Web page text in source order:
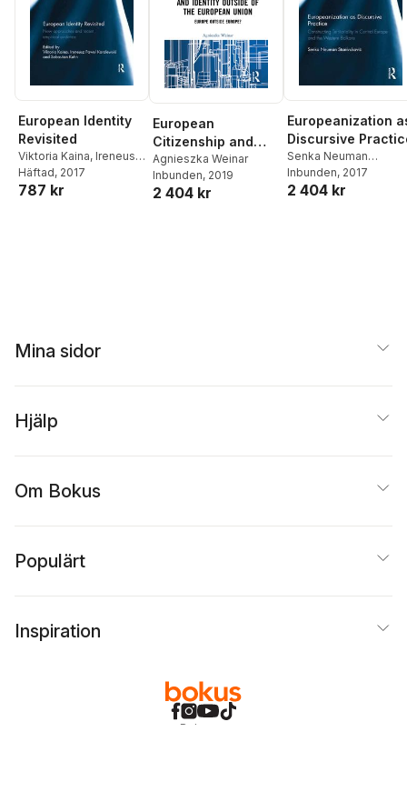
European Identity
Revisited
Viktoria Kaina, Ireneusz
Pawel Karolewski
Sebastian Kuhn
Häftad, 2017
787 kr
European
Citizenship and
Identity Outside of
the European Union
Agnieszka Weinar
Inbunden, 2019
2 404 kr
Europeanization
Discursive
Senka Neuman
Stanivuković
Inbunden, 2017
2 404 kr
Mina sidor
Hjälp
Om Bokus
Populärt
Inspiration
Bokus